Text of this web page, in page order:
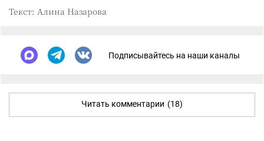
Текст: Алина Назарова
Подписывайтесь на наши каналы
Читать комментарии (18)